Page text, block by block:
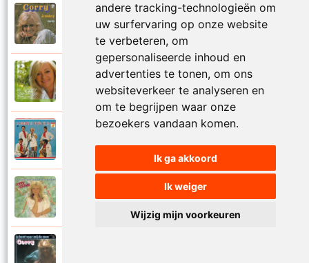
andere tracking-technologieën om
uw surfervaring op onze website
te verbeteren, om
gepersonaliseerde inhoud en
advertenties te tonen, om ons
websiteverkeer te analyseren en
om te begrijpen waar onze
bezoekers vandaan komen.
Ik ga akkoord
Ik weiger
Wijzig mijn voorkeuren
Je moedertje
Corry Konings
Jij bent een zeeman